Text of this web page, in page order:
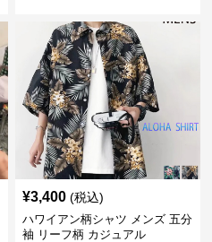
¥3,400 (税込)
ハワイアン柄シャツ メンズ 五分
袖 リーフ柄 カジュアル